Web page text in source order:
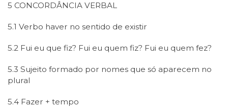
5 CONCORDÂNCIA VERBAL
5.1 Verbo haver no sentido de existir
5.2 Fui eu que fiz? Fui eu quem fiz? Fui eu quem fez?
5.3 Sujeito formado por nomes que só aparecem no
plural
5.4 Fazer + tempo